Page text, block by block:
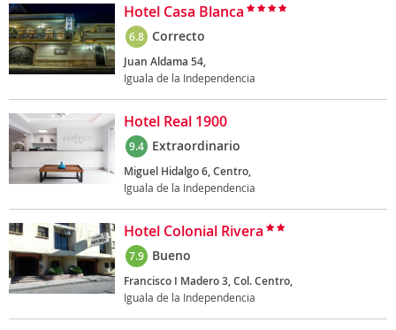
Hotel Casa Blanca
6.8 Correcto
Juan Aldama 54,
Iguala de la Independencia
Hotel Real 1900
9.4 Extraordinario
Miguel Hidalgo 6, Centro,
Iguala de la Independencia
Hotel Colonial Rivera
7.9 Bueno
Francisco I Madero 3, Col. Centro,
Iguala de la Independencia